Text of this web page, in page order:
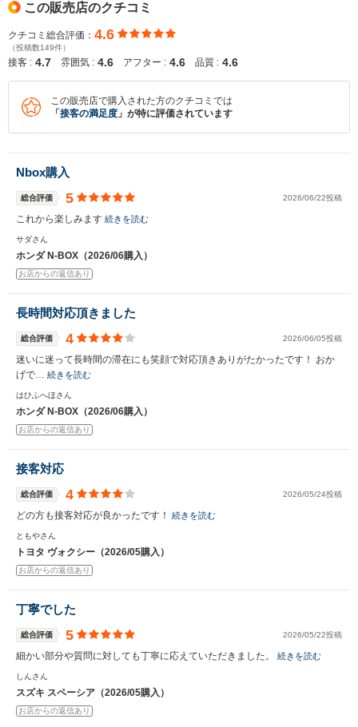
この販売店のクチコミ
クチコミ総合評価： 4.6
（投稿数149件）
接客 : 4.7 雰囲気 : 4.6 アフター : 4.6 品質 : 4.6
この販売店で購入された方のクチコミでは
「 接客の満足度 」が特に評価されています
Nbox購入
総合評価 5 2026/06/22投稿
これから楽しみます 続きを読む
サダさん
ホンダ N-BOX（2026/06購入）
お店からの返信あり
長時間対応頂きました
総合評価 4 2026/06/05投稿
迷いに迷って長時間の滞在にも笑顔で対応頂きありがたかったです！ おか
げで… 続きを読む
はひふへほさん
ホンダ N-BOX（2026/06購入）
お店からの返信あり
接客対応
総合評価 4 2026/05/24投稿
どの方も接客対応が良かったです！ 続きを読む
ともやさん
トヨタ ヴォクシー（2026/05購入）
お店からの返信あり
丁寧でした
総合評価 5 2026/05/22投稿
細かい部分や質問に対しても丁寧に応えていただきました。 続きを読む
しんさん
スズキ スペーシア（2026/05購入）
お店からの返信あり